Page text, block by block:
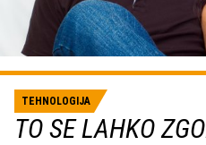
TEHNOLOGIJA
TO SE LAHKO